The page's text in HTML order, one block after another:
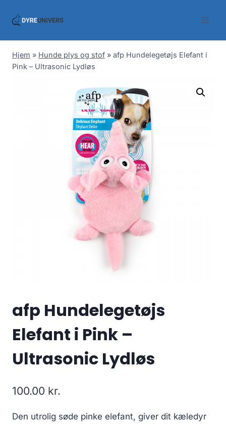
Hjem » Hunde plys og stof » afp Hundelegetøjs Elefant i
Pink – Ultrasonic Lydløs
afp Hundelegetøjs
Elefant i Pink –
Ultrasonic Lydløs
100.00 kr.
Den utrolig søde pinke elefant, giver dit kæledyr